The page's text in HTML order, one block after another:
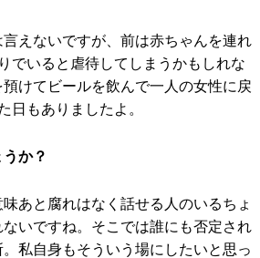
えないですが、前は赤ちゃんを連れ
でいると虐待してしまうかもしれな
けてビールを飲んで一人の女性に戻
日もありましたよ。
か？
あと腐れはなく話せる人のいるちょ
いですね。そこでは誰にも否定され
私自身もそういう場にしたいと思っ